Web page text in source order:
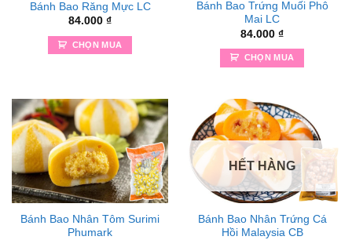
Bánh Bao Răng Mực LC
84.000 ₫
CHỌN MUA
Bánh Bao Trứng Muối Phô
Mai LC
84.000 ₫
CHỌN MUA
Bánh Bao Nhân Tôm Surimi
Phumark
HẾT HÀNG
Bánh Bao Nhân Trứng Cá
Hồi Malaysia CB